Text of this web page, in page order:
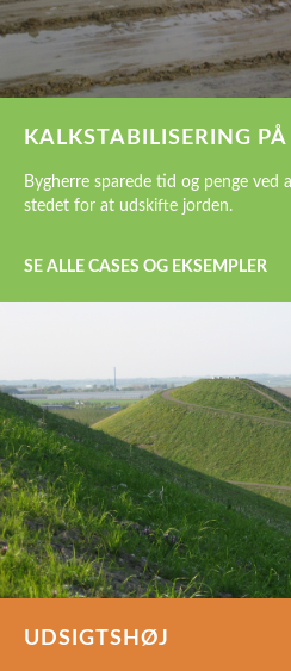
KALKSTABILISERING
Bygherre sparede tid og penge ved
stedet for at udskifte jorden.
SE ALLE CASES OG EKSEMPLER
UDSIGTSHØJ